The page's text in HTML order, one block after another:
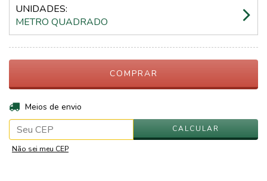
UNIDADES:
METRO QUADRADO
Entregas para o CEP:
Meios de envio
CALCULAR
Não sei meu CEP